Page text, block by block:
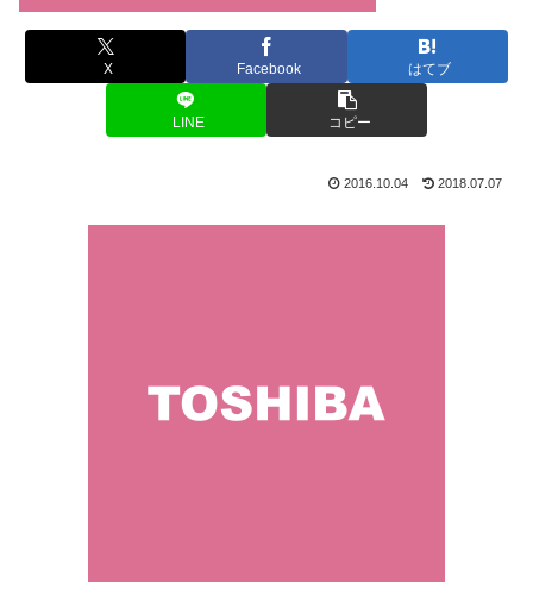
X Facebook はてブ
LINE コピー
2016.10.04 2018.07.07